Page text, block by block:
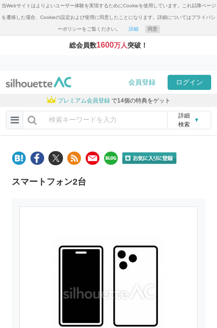
当Webサイトはよりよいユーザー体験を実現するためにCookieを使用しています。これ以降ページ
を遷移した場合、Cookieの設定および使用に同意したことになります。詳細についてはプライバシ
ーポリシーをご覧ください。 詳細 同意
総会員数1600万人突破！
会員登録 ログイン
プレミアム会員登録 で14個の特典をゲット
詳細
検索
▼
スマートフォン2台